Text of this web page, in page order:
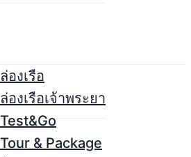
องเรือ
องเรือเจ้าพระยา
& Package